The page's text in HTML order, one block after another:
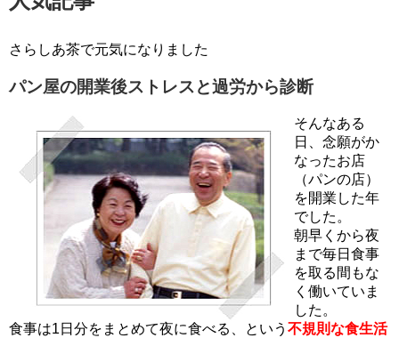
さらしあ茶で元気になりました
パン屋の開業後ストレスと過労から診断
そんなある
日、念願がか
なったお店
（パンの店）
を開業した年
でした。
朝早くから夜
まで毎日食事
を取る間もな
く働いていま
した。
食事は1日分をまとめて夜に食べる、という 不規則な食生活